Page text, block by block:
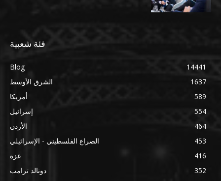
فئة شعبية
Blog
14441
الشرق الأوسط
1637
أمريكا
589
إسرائيل
554
الأردن
464
الصراع الفلسطيني - الإسرائيلي
453
غزة
416
دونالد ترامب
352